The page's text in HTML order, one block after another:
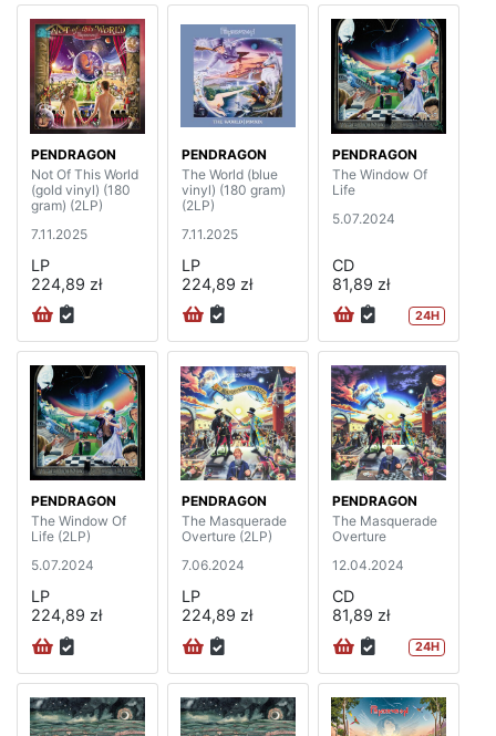
PENDRAGON
Not Of This World
(gold vinyl) (180
gram) (2LP)
7.11.2025
LP
224,89 zł
PENDRAGON
The World (blue
vinyl) (180 gram)
(2LP)
7.11.2025
LP
224,89 zł
PENDRAGON
The Window Of
Life
5.07.2024
CD
81,89 zł
24H
PENDRAGON
The Window Of
Life (2LP)
5.07.2024
LP
224,89 zł
PENDRAGON
The Masquerade
Overture (2LP)
7.06.2024
LP
224,89 zł
PENDRAGON
The Masquerade
Overture
12.04.2024
CD
81,89 zł
24H